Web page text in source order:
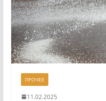
ПРОЧЕЕ
11.02.2025